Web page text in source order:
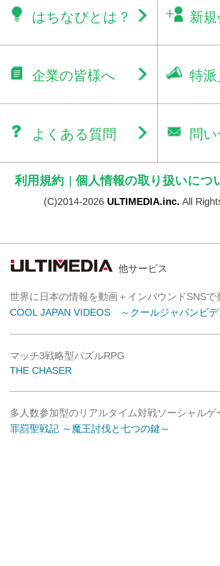
はちなびとは？ 新
企業の皆様へ 特
よくある質問 問
利用規約 | 個人情報の取り扱いにつ
(C)2014-2026 ULTIMEDIA.inc. All
他サービス
世界に日本の情報を動画＋インバウンドSNSで
COOL JAPAN VIDEOS ～クールジャパンビ
マッチ3戦略型パズルRPG
THE CHASER
多人数参加型のリアルタイム対戦ソーシャルゲ
罪罰聖戦記 ～魔王討伐と七つの鍵～